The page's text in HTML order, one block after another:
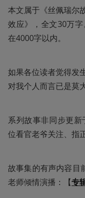
本文属于《丝佩瑞尔
效应》，全文30万
在4000字以内。
如果各位读者觉得发
对我个人而言已是莫
系列故事非同步更新
位看官老爷关注、指
故事集的有声内容目
老师倾情演播：【专